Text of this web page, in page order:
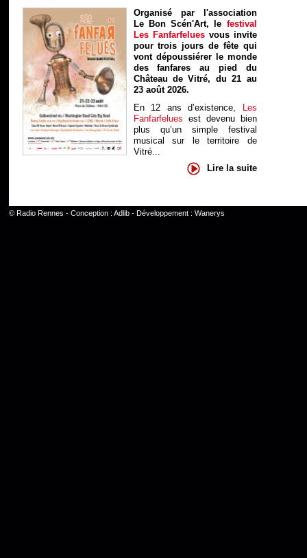
Organisé par l'association
Le Bon Scén'Art, le festival
Les Fanfarfelues vous invite
pour trois jours de fête qui
vont dépoussiérer le monde
des fanfares au pied du
Château de Vitré, du 21 au
23 août 2026.
En 12 ans d’existence, Les
Fanfarfelues est devenu bien
plus qu’un simple festival
musical sur le territoire de
Vitré...
Lire la suite
© Radio Rennes - Conception : Adlib- Développement : Wanerys